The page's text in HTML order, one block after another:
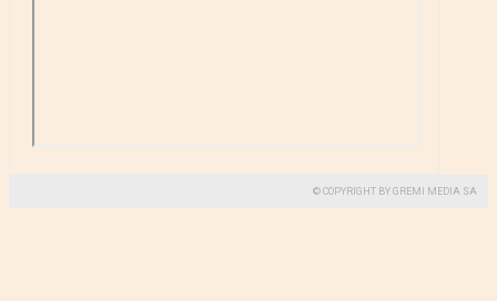
© COPYRIGHT BY GREMI MEDIA SA